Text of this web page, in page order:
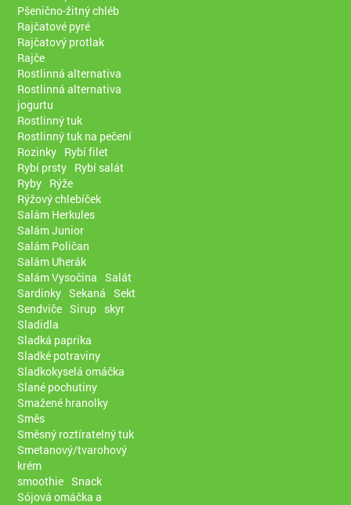
Pšenično-žitný chléb
Rajčatové pyré
Rajčatový protlak
Rajče
Rostlinná alternativa
Rostlinná alternativa
jogurtu
Rostlinný tuk
Rostlinný tuk na pečení
Rozinky Rybí filet
Rybí prsty Rybí salát
Ryby Rýže
Rýžový chlebíček
Salám Herkules
Salám Junior
Salám Poličan
Salám Uherák
Salám Vysočina Salát
Sardinky Sekaná Sekt
Sendviče Sirup skyr
Sladidla
Sladká paprika
Sladké potraviny
Sladkokyselá omáčka
Slané pochutiny
Smažené hranolky
Směs
Směsný roztíratelný tuk
Smetanový/tvarohový
krém
smoothie Snack
Sójová omáčka a